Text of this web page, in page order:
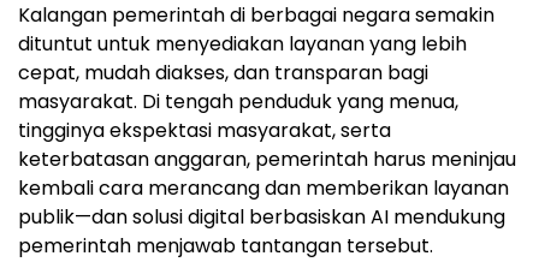
Kalangan pemerintah di berbagai negara semakin
dituntut untuk menyediakan layanan yang lebih
cepat, mudah diakses, dan transparan bagi
masyarakat. Di tengah penduduk yang menua,
tingginya ekspektasi masyarakat, serta
keterbatasan anggaran, pemerintah harus meninjau
kembali cara merancang dan memberikan layanan
publik—dan solusi digital berbasiskan AI mendukung
pemerintah menjawab tantangan tersebut.